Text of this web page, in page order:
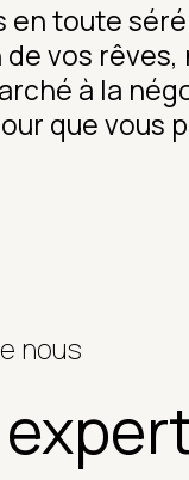
toute
vos rêves,
à la
que vous
nous